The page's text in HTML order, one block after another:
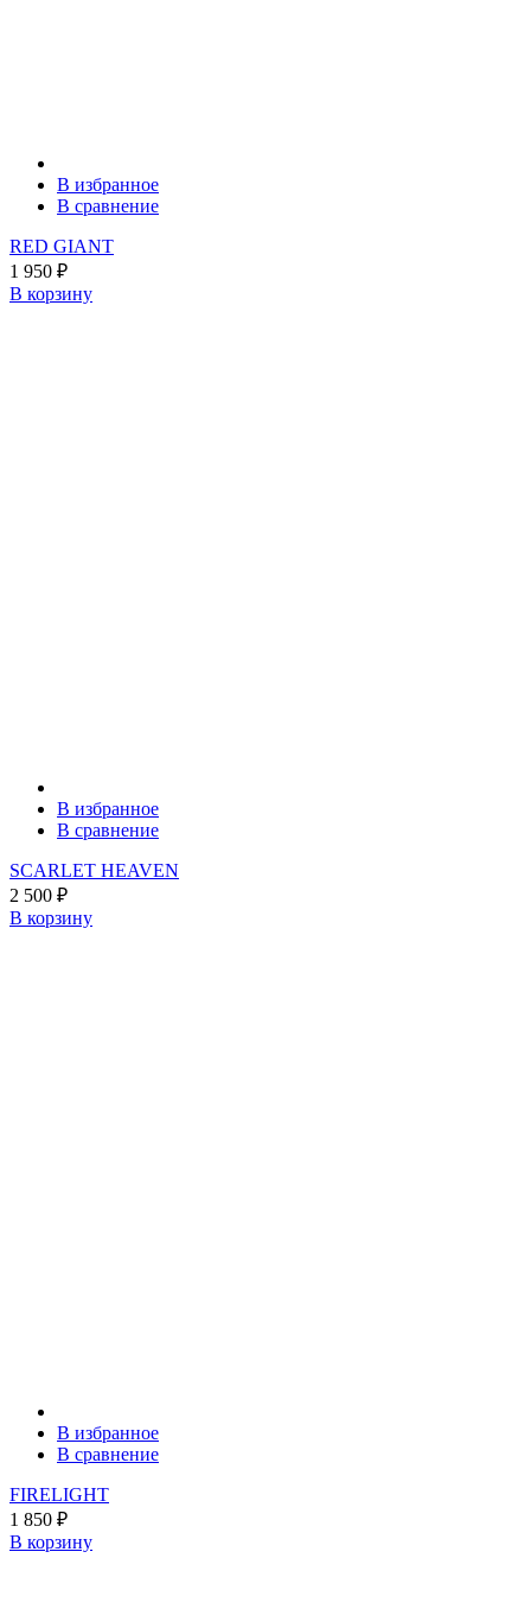
В избранное
В сравнение
RED GIANT
1 950 ₽
В корзину
В избранное
В сравнение
SCARLET HEAVEN
2 500 ₽
В корзину
В избранное
В сравнение
FIRELIGHT
1 850 ₽
В корзину